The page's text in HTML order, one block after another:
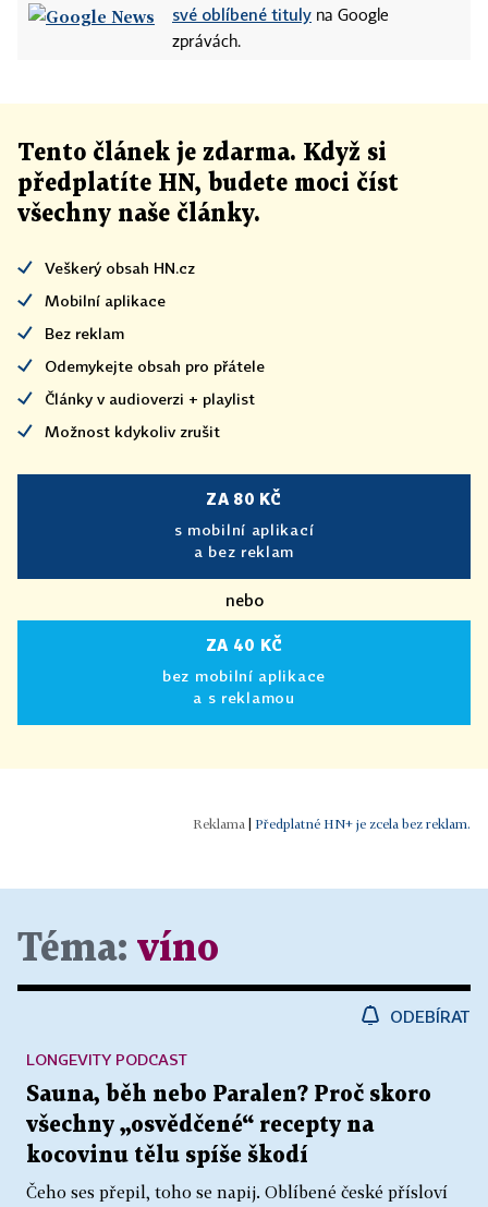
své oblíbené tituly na Google
zprávách.
Tento článek je zdarma. Když si
předplatíte HN, budete moci číst
všechny naše články.
Veškerý obsah HN.cz
Mobilní aplikace
Bez reklam
Odemykejte obsah pro přátele
Články v audioverzi + playlist
Možnost kdykoliv zrušit
ZA 80 KČ
s mobilní aplikací
a bez reklam
nebo
ZA 40 KČ
bez mobilní aplikace
a s reklamou
Předplatné HN+ je zcela bez reklam.
Téma: víno
ODEBÍRAT
Sauna, běh nebo Paralen? Proč skoro
všechny „osvědčené“ recepty na
kocovinu tělu spíše škodí
Čeho ses přepil, toho se napij. Oblíbené české přísloví
LONGEVITY PODCAST